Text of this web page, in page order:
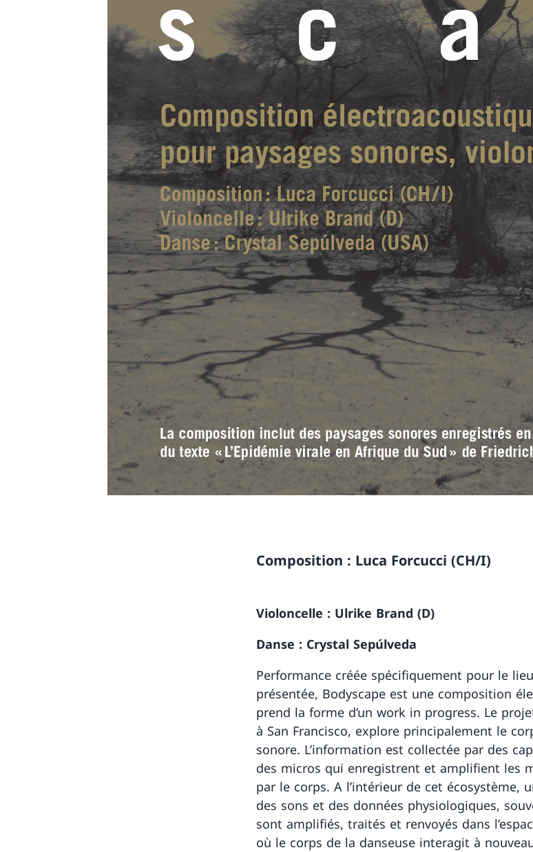
Composition : Luca Forcucci (CH/I)
Violoncelle : Ulrike Brand (D)
Danse : Crystal Sepúlveda
Performance créée spécifiquement pour le
présentée, Bodyscape est une composition
prend la forme d’un work in progress. Le
à San Francisco, explore principalement le
sonore. L’information est collectée par des
des micros qui enregistrent et amplifient les
par le corps. A l’intérieur de cet écosystème,
des sons et des données physiologiques,
sont amplifiés, traités et renvoyés dans
où le corps de la danseuse interagit à